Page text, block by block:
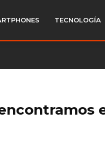
TECNOLOGÍA